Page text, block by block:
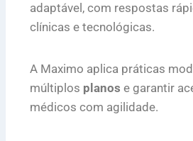
adaptável, com respostas
clínicas e tecnológicas.
A Maximo aplica práticas
múltiplos planos e garantir
médicos com agilidade.